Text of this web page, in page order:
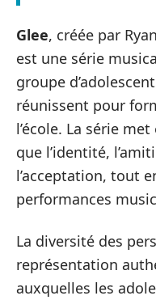
Glee, créée par
est une série
groupe
réunissent pour
l’école. La série
que l’identité,
l’acceptation, tout
performances
La diversité des
représentation
auxquelles les